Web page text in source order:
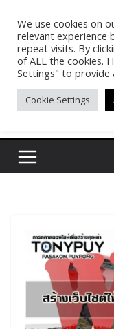
content
เปิดพื้นที่การ
We use cookies on
relevant experience
repeat visits. By
of ALL the cookies.
Settings" to provide
Cookie Settings